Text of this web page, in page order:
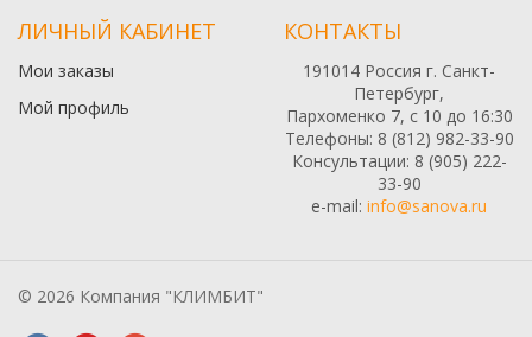
ЛИЧНЫЙ КАБИНЕТ
Мои заказы
Мой профиль
КОНТАКТЫ
191014 Россия г. Санкт-
Петербург,
Пархоменко 7, с 10 до 16:30
Телефоны: 8 (812) 982-33-90
Консультации: 8 (905) 222-
33-90
e-mail: info@sanova.ru
© 2026 Компания "КЛИМБИТ"